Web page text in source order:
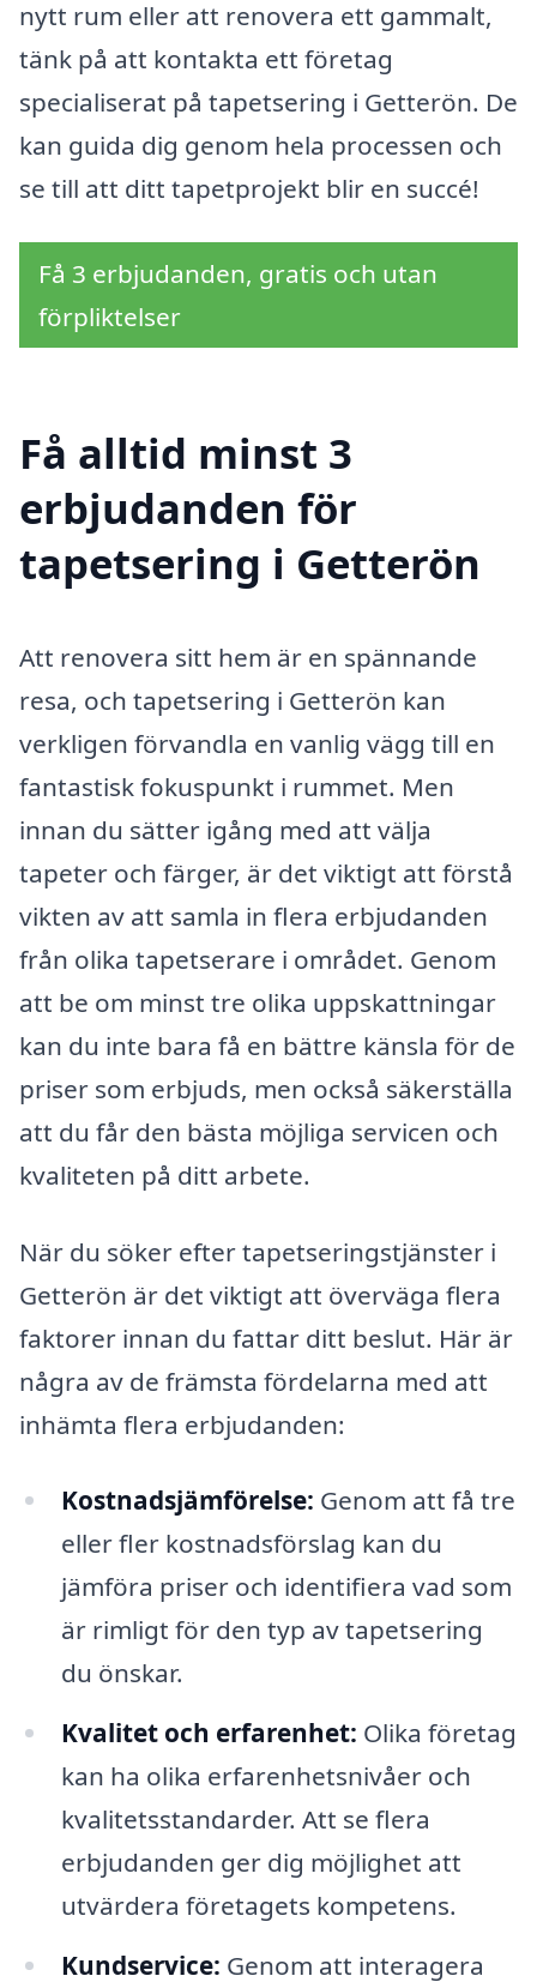
nytt rum eller att renovera ett gammalt,
tänk på att kontakta ett företag
specialiserat på tapetsering i Getterön. De
kan guida dig genom hela processen och
se till att ditt tapetprojekt blir en succé!
Få 3 erbjudanden, gratis och utan
förpliktelser
Få alltid minst 3
erbjudanden för
tapetsering i Getterön
Att renovera sitt hem är en spännande
resa, och tapetsering i Getterön kan
verkligen förvandla en vanlig vägg till en
fantastisk fokuspunkt i rummet. Men
innan du sätter igång med att välja
tapeter och färger, är det viktigt att förstå
vikten av att samla in flera erbjudanden
från olika tapetserare i området. Genom
att be om minst tre olika uppskattningar
kan du inte bara få en bättre känsla för de
priser som erbjuds, men också säkerställa
att du får den bästa möjliga servicen och
kvaliteten på ditt arbete.
När du söker efter tapetseringstjänster i
Getterön är det viktigt att överväga flera
faktorer innan du fattar ditt beslut. Här är
några av de främsta fördelarna med att
inhämta flera erbjudanden:
Kostnadsjämförelse: Genom att få tre
eller fler kostnadsförslag kan du
jämföra priser och identifiera vad som
är rimligt för den typ av tapetsering
du önskar.
Kvalitet och erfarenhet: Olika företag
kan ha olika erfarenhetsnivåer och
kvalitetsstandarder. Att se flera
erbjudanden ger dig möjlighet att
utvärdera företagets kompetens.
Kundservice: Genom att interagera